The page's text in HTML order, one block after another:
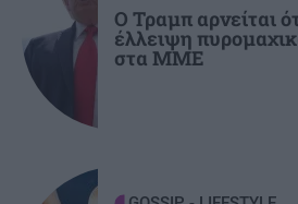
απάντησηΟ Τραμπ αρνείται
έλλειψη
στα ΜΜΕ